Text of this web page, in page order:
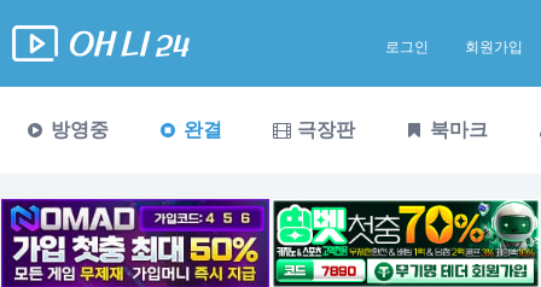
로그인 회원가입
방영중 완결 극장판 북마크